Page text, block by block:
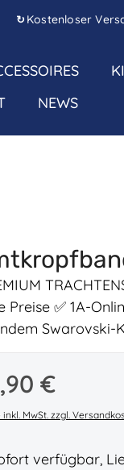
↻ Kostenloser
NEWS
Preise ✅ 1A-
Swarovski-
Preis:
€
inkl. MwSt. zzgl.
verfügbar,